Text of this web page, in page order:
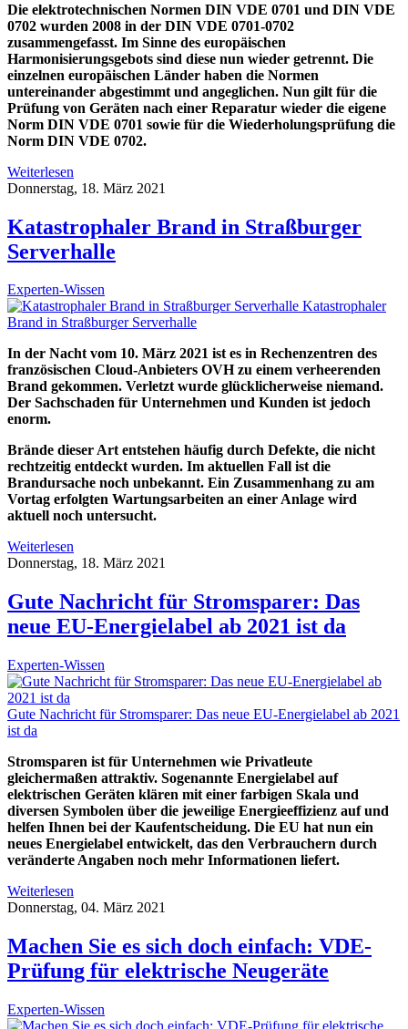
Die elektrotechnischen Normen DIN VDE 0701 und DIN VDE
0702 wurden 2008 in der DIN VDE 0701-0702
zusammengefasst. Im Sinne des europäischen
Harmonisierungsgebots sind diese nun wieder getrennt. Die
einzelnen europäischen Länder haben die Normen
untereinander abgestimmt und angeglichen. Nun gilt für die
Prüfung von Geräten nach einer Reparatur wieder die eigene
Norm DIN VDE 0701 sowie für die Wiederholungsprüfung die
Norm DIN VDE 0702.
Weiterlesen
Donnerstag, 18. März 2021
Katastrophaler Brand in Straßburger
Serverhalle
Experten-Wissen
Katastrophaler
Brand in Straßburger Serverhalle
In der Nacht vom 10. März 2021 ist es in Rechenzentren des
französischen Cloud-Anbieters OVH zu einem verheerenden
Brand gekommen. Verletzt wurde glücklicherweise niemand.
Der Sachschaden für Unternehmen und Kunden ist jedoch
enorm.
Brände dieser Art entstehen häufig durch Defekte, die nicht
rechtzeitig entdeckt wurden. Im aktuellen Fall ist die
Brandursache noch unbekannt. Ein Zusammenhang zu am
Vortag erfolgten Wartungsarbeiten an einer Anlage wird
aktuell noch untersucht.
Weiterlesen
Donnerstag, 18. März 2021
Gute Nachricht für Stromsparer: Das
neue EU-Energielabel ab 2021 ist da
Experten-Wissen
Gute Nachricht für Stromsparer: Das neue EU-Energielabel ab 2021
ist da
Stromsparen ist für Unternehmen wie Privatleute
gleichermaßen attraktiv. Sogenannte Energielabel auf
elektrischen Geräten klären mit einer farbigen Skala und
diversen Symbolen über die jeweilige Energieeffizienz auf und
helfen Ihnen bei der Kaufentscheidung. Die EU hat nun ein
neues Energielabel entwickelt, das den Verbrauchern durch
veränderte Angaben noch mehr Informationen liefert.
Weiterlesen
Donnerstag, 04. März 2021
Machen Sie es sich doch einfach: VDE-
Prüfung für elektrische Neugeräte
Experten-Wissen